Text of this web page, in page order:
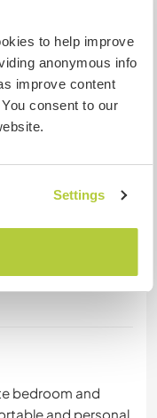
to help improve
anonymous info
improve content
consent to our
Settings
er dir gern seine
um weitere
bedroom and
and personal